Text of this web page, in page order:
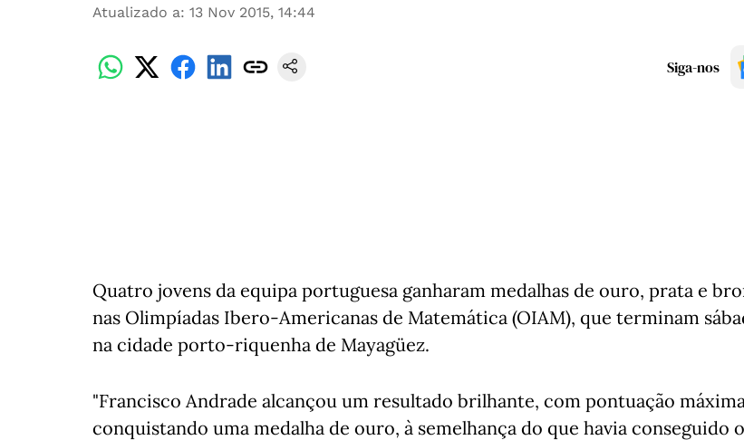
Atualizado a: 13 Nov 2015, 14:44
Siga-nos
Quatro jovens da equipa portuguesa ganharam medalhas de ouro, prata e
nas Olimpíadas Ibero-Americanas de Matemática (OIAM), que terminam
na cidade porto-riquenha de Mayagüez.
"Francisco Andrade alcançou um resultado brilhante, com pontuação
conquistando uma medalha de ouro, à semelhança do que havia conseguido o